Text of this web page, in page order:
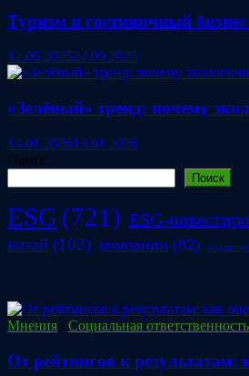
Туризм и гостиничный
12.06.202524.09.2025
«Зелёный» тренд: почему
13.01.202613.01.2026
Поиск
Поиск
ESG (721) ESG-
китай (102) компании (82)
Мнения / Социальная ответственность
От рейтингов к